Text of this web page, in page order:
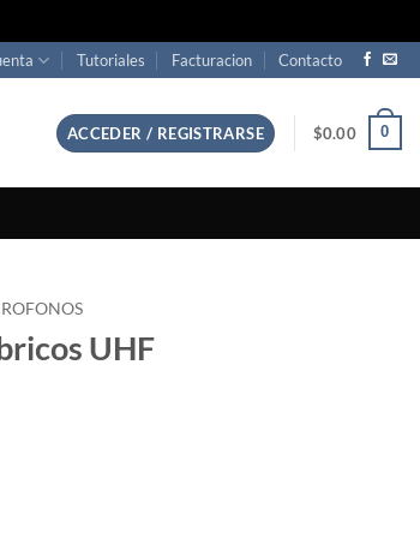
Tutoriales Facturacion Contacto
ACCEDER / REGISTRARSE $0.00 0
UHF